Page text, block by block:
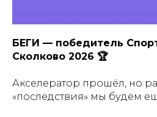
БЕГИ — победитель
Сколково 2026 🏆
Акселератор прошёл, но
«последствия» мы будем